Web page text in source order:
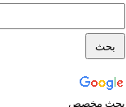
بحث مخصص